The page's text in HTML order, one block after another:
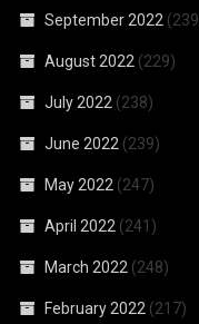
September 2022
August 2022 (229)
July 2022 (238)
June 2022 (239)
May 2022 (247)
April 2022 (241)
March 2022 (248)
February 2022 (217)